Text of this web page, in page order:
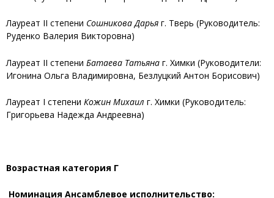
Лауреат II степени Сошникова Дарья г. Тверь (Руководитель:
Руденко Валерия Викторовна)
Лауреат II степени Батаева Татьяна г. Химки (Руководители:
Игонина Ольга Владимировна, Безлуцкий Антон Борисович)
Лауреат I степени Кожин Михаил г. Химки (Руководитель:
Григорьева Надежда Андреевна)
Возрастная категория Г
Номинация Ансамблевое исполнительство: